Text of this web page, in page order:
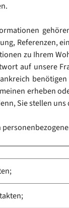
Referenzen,
zu Ihrem
auf unsere
erheben
Sie stellen